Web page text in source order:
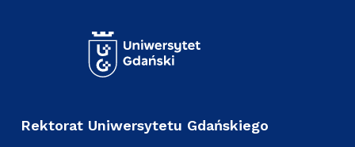
Rektorat Uniwersytetu Gdańskiego